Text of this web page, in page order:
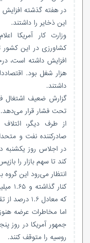
در هفته گذشته افزایش
این ذخایر را داشتند.
وزارت کار آمریکا
داشتند.
گزارش ضعیف اشتغال
تحت فشار قرار می‌دهد.
از طرف دیگر،
صادرکننده نفت و
در اجلاس روز یکشنبه
کند تا سهم بازار را
انتظار می‌رود این
که معادل ۱.۶ درصد از تقاضای جهانی است.
اما مخاطرات عرضه
جمهور آمریکا در روز
روسیه را متوقف کنند.